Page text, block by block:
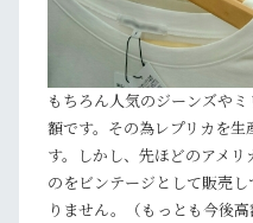
もちろん人気のジーンズや
額です。その為レプリカを
す。しかし、先ほどのアメ
のをビンテージとして販売
りません。（もっとも今後